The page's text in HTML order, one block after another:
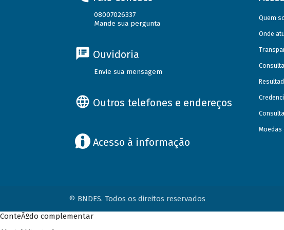
08007026337
Mande sua pergunta
Ouvidoria
Envie sua mensagem
Outros telefones e endereços
Acesso à informação
Quem
Onde
Consulta
Moedas
© BNDES. Todos os direitos reservados
ConteÃºdo complementar